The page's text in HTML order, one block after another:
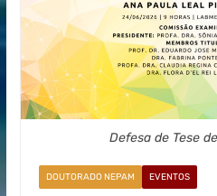
Defesa de Tese
DOUTORADO NEPAM EVENTOS